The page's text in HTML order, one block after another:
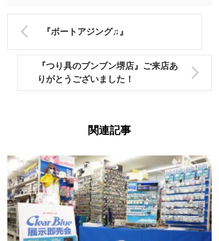
『ボートアジング♫』
『つり具のブンブン堺店』ご来店あ
りがとうございました！
関連記事